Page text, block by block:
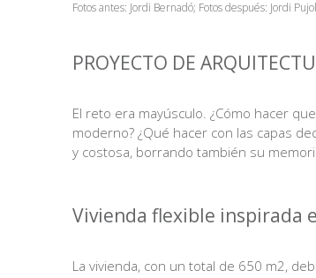
Fotos antes: Jordi Bernadó; Fotos después: Jordi Pujol
PROYECTO DE
El reto era mayúsculo. ¿Cómo hacer
moderno? ¿Qué hacer con las capas
y costosa, borrando también su
Vivienda flexible inspirada
La vivienda, con un total de 650 m2,